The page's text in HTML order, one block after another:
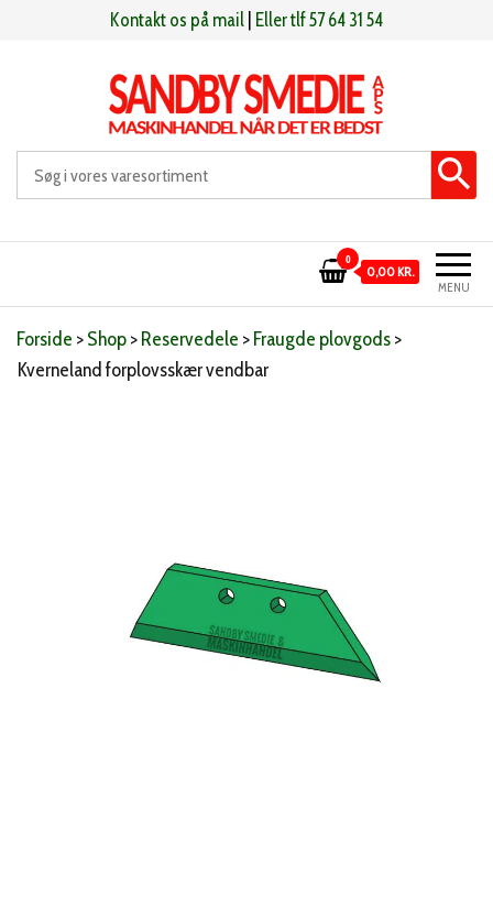
Kontakt os på mail Eller tlf 57 64 31 54
Sandby smeden Maskinhandel når det er bedst
MENU
0
0,00 KR.
Forside >Shop>Reservedele >Fraugde plovgods>
Kverneland forplovsskær vendbar